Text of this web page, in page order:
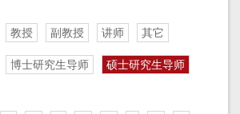
教授 副教授 讲师 其它
博士研究生导师 硕士研究生导师